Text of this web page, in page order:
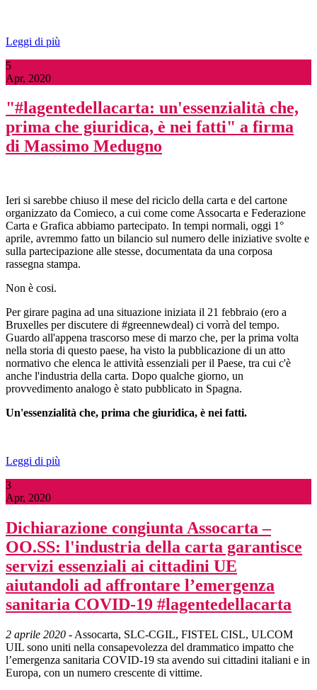
Leggi di più
5
Apr, 2020
"#lagentedellacarta: un'essenzialità che,
prima che giuridica, è nei fatti" a firma
di Massimo Medugno
Ieri si sarebbe chiuso il mese del riciclo della carta e del cartone
organizzato da Comieco, a cui come come Assocarta e Federazione
Carta e Grafica abbiamo partecipato. In tempi normali, oggi 1°
aprile, avremmo fatto un bilancio sul numero delle iniziative svolte e
sulla partecipazione alle stesse, documentata da una corposa
rassegna stampa.
Non è cosi.
Per girare pagina ad una situazione iniziata il 21 febbraio (ero a
Bruxelles per discutere di #greennewdeal) ci vorrà del tempo.
Guardo all'appena trascorso mese di marzo che, per la prima volta
nella storia di questo paese, ha visto la pubblicazione di un atto
normativo che elenca le attività essenziali per il Paese, tra cui c'è
anche l'industria della carta. Dopo qualche giorno, un
provvedimento analogo è stato pubblicato in Spagna.
Un'essenzialità che, prima che giuridica, è nei fatti.
Leggi di più
3
Apr, 2020
Dichiarazione congiunta Assocarta –
OO.SS: l'industria della carta garantisce
servizi essenziali ai cittadini UE
aiutandoli ad affrontare l’emergenza
sanitaria COVID-19 #lagentedellacarta
2 aprile 2020 - Assocarta, SLC-CGIL, FISTEL CISL, ULCOM
UIL sono uniti nella consapevolezza del drammatico impatto che
l’emergenza sanitaria COVID-19 sta avendo sui cittadini italiani e in
Europa, con un numero crescente di vittime.